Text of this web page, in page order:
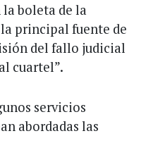
boleta de la
principal fuente de
del fallo judicial
cuartel”.
servicios
abordadas las